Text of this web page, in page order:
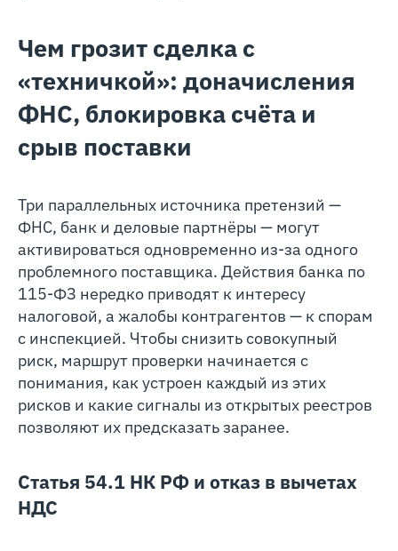
Чем грозит сделка с
«техничкой»: доначисления
ФНС, блокировка счёта и
срыв поставки
Три параллельных источника претензий —
ФНС, банк и деловые партнёры — могут
активироваться одновременно из-за одного
проблемного поставщика. Действия банка по
115‑ФЗ нередко приводят к интересу
налоговой, а жалобы контрагентов — к спорам
с инспекцией. Чтобы снизить совокупный
риск, маршрут проверки начинается с
понимания, как устроен каждый из этих
рисков и какие сигналы из открытых реестров
позволяют их предсказать заранее.
Статья 54.1 НК РФ и отказ в вычетах
НДС